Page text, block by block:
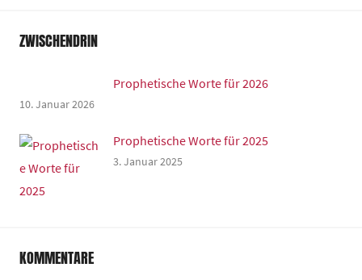
ZWISCHENDRIN
Prophetische Worte für 2026
10. Januar 2026
Prophetische Worte für 2025
3. Januar 2025
KOMMENTARE